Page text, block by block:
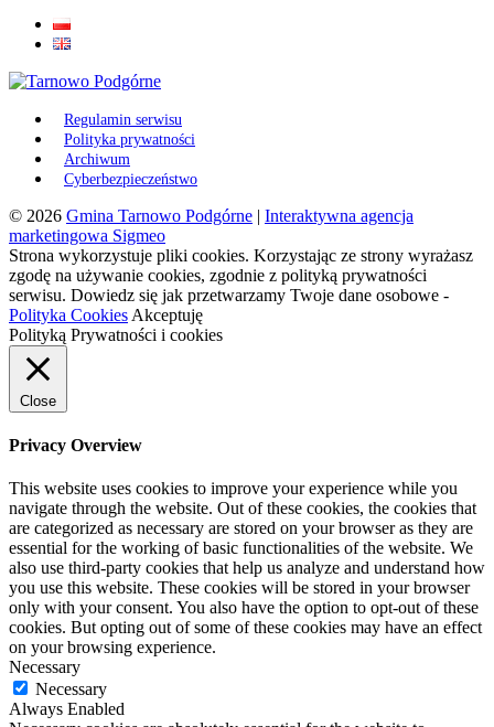
Regulamin serwisu
Polityka prywatności
Archiwum
Cyberbezpieczeństwo
© 2026 Gmina Tarnowo Podgórne | Interaktywna agencja
marketingowa Sigmeo
Strona wykorzystuje pliki cookies. Korzystając ze strony wyrażasz
zgodę na używanie cookies, zgodnie z polityką prywatności
serwisu. Dowiedz się jak przetwarzamy Twoje dane osobowe -
Polityka Cookies Akceptuję
Polityką Prywatności i cookies
Close
Privacy Overview
This website uses cookies to improve your experience while you
navigate through the website. Out of these cookies, the cookies that
are categorized as necessary are stored on your browser as they are
essential for the working of basic functionalities of the website. We
also use third-party cookies that help us analyze and understand how
you use this website. These cookies will be stored in your browser
only with your consent. You also have the option to opt-out of these
cookies. But opting out of some of these cookies may have an effect
on your browsing experience.
Necessary
Necessary
Always Enabled